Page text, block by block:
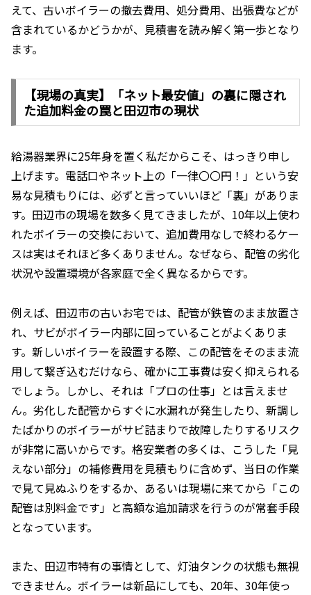
えて、古いボイラーの撤去費用、処分費用、出張費などが
含まれているかどうかが、見積書を読み解く第一歩となり
ます。
【現場の真実】「ネット最安値」の裏に隠され
た追加料金の罠と田辺市の現状
給湯器業界に25年身を置く私だからこそ、はっきり申し
上げます。電話口やネット上の「一律〇〇円！」という安
易な見積もりには、必ずと言っていいほど「裏」がありま
す。田辺市の現場を数多く見てきましたが、10年以上使わ
れたボイラーの交換において、追加費用なしで終わるケー
スは実はそれほど多くありません。なぜなら、配管の劣化
状況や設置環境が各家庭で全く異なるからです。
例えば、田辺市の古いお宅では、配管が鉄管のまま放置さ
れ、サビがボイラー内部に回っていることがよくありま
す。新しいボイラーを設置する際、この配管をそのまま流
用して繋ぎ込むだけなら、確かに工事費は安く抑えられる
でしょう。しかし、それは「プロの仕事」とは言えませ
ん。劣化した配管からすぐに水漏れが発生したり、新調し
たばかりのボイラーがサビ詰まりで故障したりするリスク
が非常に高いからです。格安業者の多くは、こうした「見
えない部分」の補修費用を見積もりに含めず、当日の作業
で見て見ぬふりをするか、あるいは現場に来てから「この
配管は別料金です」と高額な追加請求を行うのが常套手段
となっています。
また、田辺市特有の事情として、灯油タンクの状態も無視
できません。ボイラーは新品にしても、20年、30年使っ